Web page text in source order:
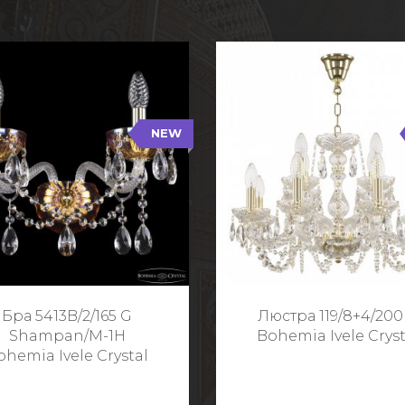
NEW
Бра 5413B/2/165 G
Shampan/M-1H
Ivele Crystal
2/165 G Shampan/M-1H
Тип: Хрустальные
арматуры: Золото/
Кол-во ламп: 2
Ширина: 35 см
Люстра 119/8+4/200
Bohemia Ivele
119/8+4/200 G
Тип: Стеклянный рожок
Цвет арматуры:
Кол-во ламп:
Диаметр: 58